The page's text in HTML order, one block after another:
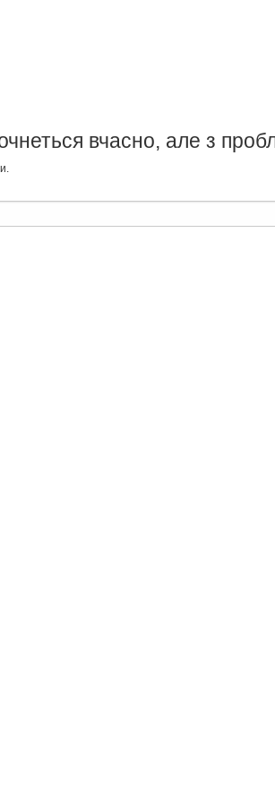
вчасно, але з